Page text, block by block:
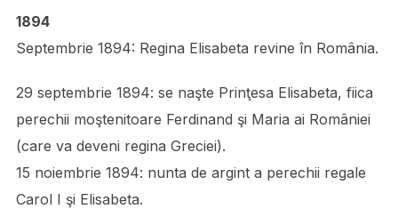
1894
Septembrie 1894: Regina Elisabeta revine în România.
29 septembrie 1894: se naşte Prinţesa Elisabeta, fiica
perechii moştenitoare Ferdinand şi Maria ai României
(care va deveni regina Greciei).
15 noiembrie 1894: nunta de argint a perechii regale
Carol I şi Elisabeta.